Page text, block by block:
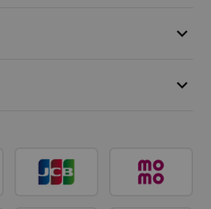
keyboard_arrow_down
keyboard_arrow_down